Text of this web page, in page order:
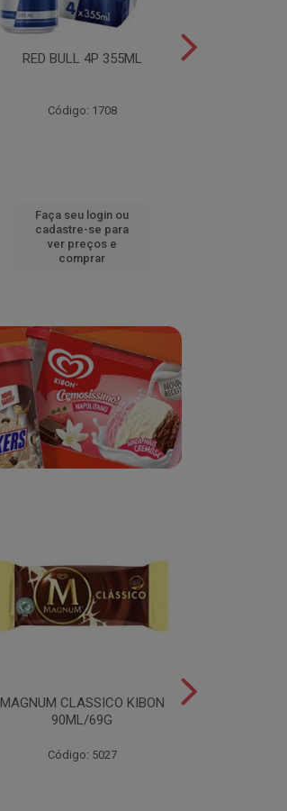
RED BULL 4P 355ML
Código: 1708
Faça seu login ou
cadastre-se para
ver preços e
comprar
MAGNUM CLASSICO KIBON
90ML/69G
Código: 5027